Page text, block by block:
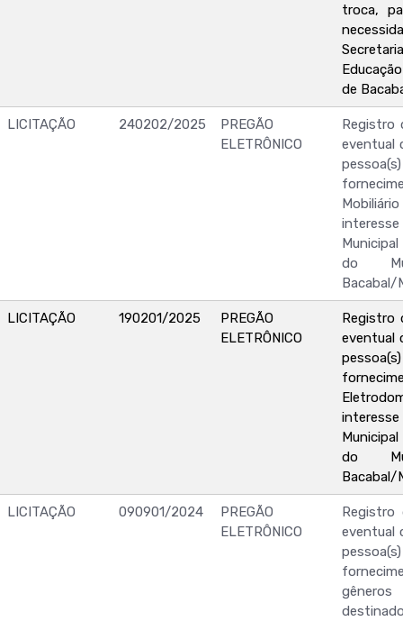
troca,
de
LICITAÇÃO 240202/2025
PREGÃO
ELETRÔNICO
Registro
eventual
do
Bacabal/
LICITAÇÃO 190201/2025
PREGÃO
ELETRÔNICO
Registro
eventual
do
Bacabal/
LICITAÇÃO 090901/2024
PREGÃO
ELETRÔNICO
Registro
eventual